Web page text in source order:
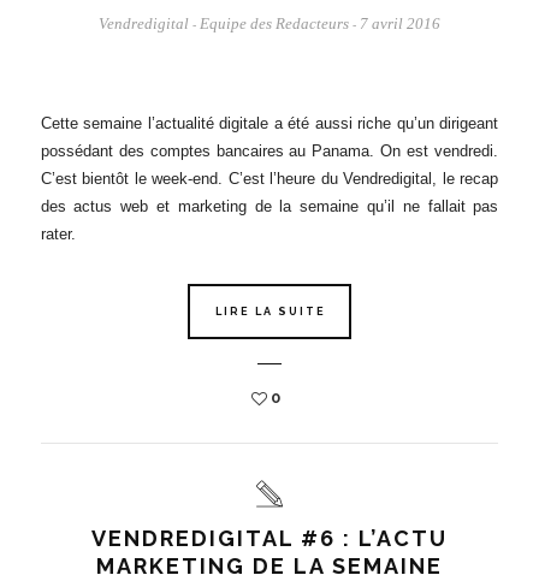
Vendredigital - Equipe des Redacteurs - 7 avril 2016
Cette semaine l’actualité digitale a été aussi riche qu’un dirigeant
possédant des comptes bancaires au Panama. On est vendredi.
C’est bientôt le week-end. C’est l’heure du Vendredigital, le recap
des actus web et marketing de la semaine qu’il ne fallait pas
rater.
LIRE LA SUITE
0
VENDREDIGITAL #6 : L’ACTU
MARKETING DE LA SEMAINE